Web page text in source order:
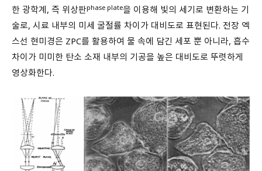
한 광학계, 즉 위상판phase plate을 이용해 빛의 세기로 변환하는 기
술로, 시료 내부의 미세 굴절률 차이가 대비도로 표현된다. 전장 엑
스선 현미경은 ZPC를 활용하여 물 속에 담긴 세포 뿐 아니라, 흡수
차이가 미미한 탄소 소재 내부의 기공을 높은 대비도로 뚜렷하게
영상화한다.